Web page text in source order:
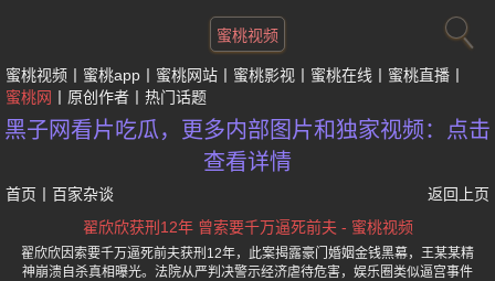
蜜桃视频
蜜桃视频 蜜桃app 蜜桃网站 蜜桃影视 蜜桃在线
蜜桃直播
蜜桃网
原创作者 热门话题
黑子网看片吃瓜，更多内部图片和独家视频：点击
查看详情
首页 百家杂谈
返回上页
翟欣欣获刑12年 曾索要千万逼死前夫 - 蜜桃视频
翟欣欣因索要千万逼死前夫获刑12年，此案揭露豪门婚姻金钱黑幕，王某某精
神崩溃自杀真相曝光。法院从严判决警示经济虐待危害，娱乐圈类似逼宫事件